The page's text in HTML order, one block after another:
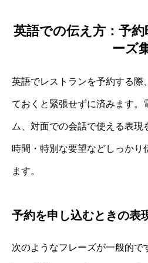
英語での伝え方：予
ーズ
英語でレストランを予約する際
ておくと緊張せずに済みます。
ム、対面での会話で使える表現
時間・特別な要望などしっかり
ます。
予約を申し込むときの表
次のようなフレーズが一般的で